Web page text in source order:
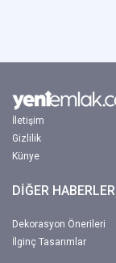
İletişim
Gizlilik
Künye
DİĞER HABERLER
Dekorasyon Önerileri
İlginç Tasarımlar